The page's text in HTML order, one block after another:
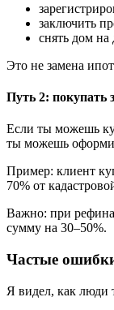
заключить
снять дом
Это не замена
Путь 2: покупать
Если ты можешь
ты можешь
Пример: клиент
70% от
Важно: при
сумму на 30–50%.
Частые
Я видел, как люди